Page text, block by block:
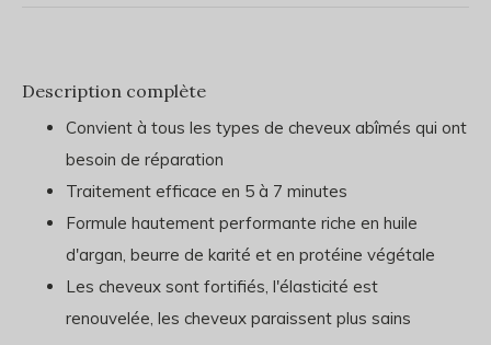
Description complète
Convient à tous les types de cheveux abîmés qui ont
besoin de réparation
Traitement efficace en 5 à 7 minutes
Formule hautement performante riche en huile
d'argan, beurre de karité et en protéine végétale
Les cheveux sont fortifiés, l'élasticité est
renouvelée, les cheveux paraissent plus sains